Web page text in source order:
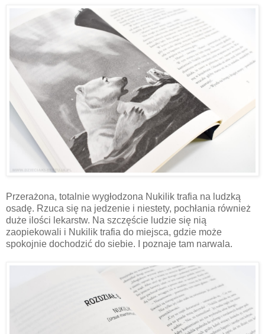
Przerażona, totalnie wygłodzona Nukilik trafia na ludzką
osadę. Rzuca się na jedzenie i niestety, pochłania również
duże ilości lekarstw. Na szczęście ludzie się nią
zaopiekowali i Nukilik trafia do miejsca, gdzie może
spokojnie dochodzić do siebie. I poznaje tam narwala.